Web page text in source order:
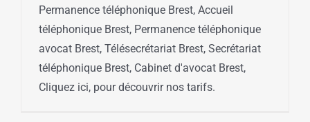
Permanence téléphonique Brest, Accueil
téléphonique Brest, Permanence téléphonique
avocat Brest, Télésecrétariat Brest, Secrétariat
téléphonique Brest, Cabinet d'avocat Brest,
Cliquez ici, pour découvrir nos tarifs.